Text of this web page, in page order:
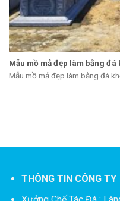
Mẫu mồ mả đẹp làm bằng đá
Mẫu mồ mả đẹp làm bằng đá
THÔNG TIN CÔNG TY